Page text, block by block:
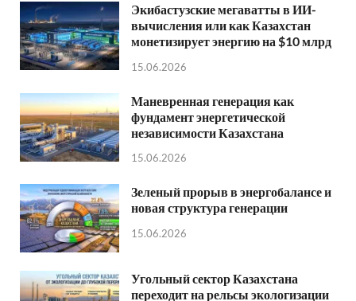
Экибастузские мегаватты в ИИ-
вычисления или как Казахстан
монетизирует энергию на $10 млрд
15.06.2026
Маневренная генерация как
фундамент энергетической
независимости Казахстана
15.06.2026
Зеленый прорыв в энергобалансе и
новая структура генерации
15.06.2026
Угольный сектор Казахстана
переходит на рельсы экологизации